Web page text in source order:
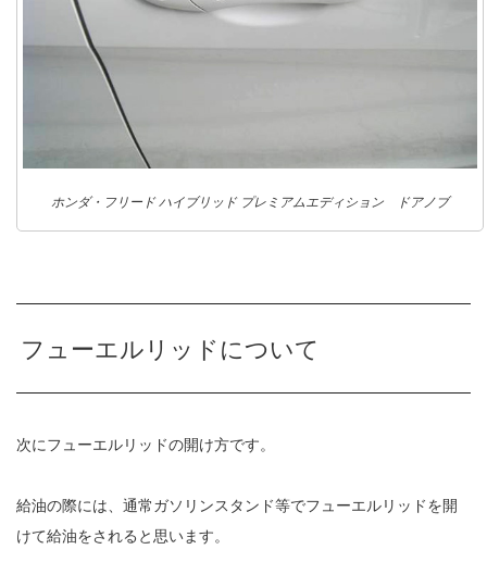
ホンダ・フリード ハイブリッド プレミアムエディション ドアノブ
フューエルリッドについて
次にフューエルリッドの開け方です。
給油の際には、通常ガソリンスタンド等でフューエルリッドを開
けて給油をされると思います。